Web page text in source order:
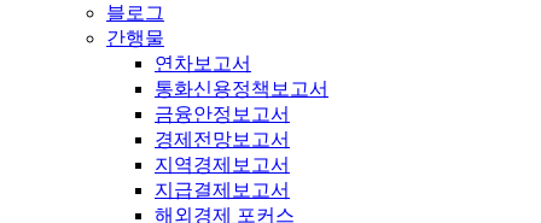
블로그
간행물
연차보고서
통화신용정책보고서
금융안정보고서
경제전망보고서
지역경제보고서
지급결제보고서
해외경제 포커스